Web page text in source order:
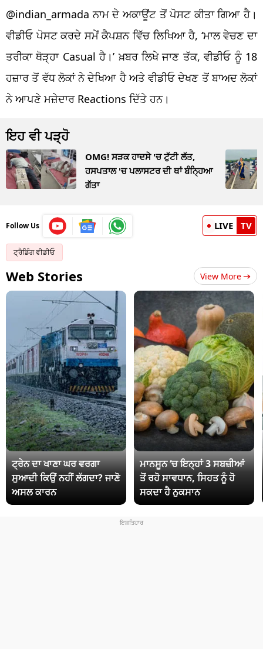
@indian_armada ਨਾਮ ਦੇ ਅਕਾਊਂਟ ਤੋਂ ਪੋਸਟ ਕੀਤਾ ਗਿਆ ਹੈ।
ਵੀਡੀਓ ਪੋਸਟ ਕਰਦੇ ਸਮੇਂ ਕੈਪਸ਼ਨ ਵਿੱਚ ਲਿਖਿਆ ਹੈ, ‘ਮਾਲ ਵੇਚਣ ਦਾ
ਤਰੀਕਾ ਥੋੜ੍ਹਾ Casual ਹੈ।’ ਖ਼ਬਰ ਲਿਖੇ ਜਾਣ ਤੱਕ, ਵੀਡੀਓ ਨੂੰ 18
ਹਜ਼ਾਰ ਤੋਂ ਵੱਧ ਲੋਕਾਂ ਨੇ ਦੇਖਿਆ ਹੈ ਅਤੇ ਵੀਡੀਓ ਦੇਖਣ ਤੋਂ ਬਾਅਦ ਲੋਕਾਂ
ਨੇ ਆਪਣੇ ਮਜ਼ੇਦਾਰ Reactions ਦਿੱਤੇ ਹਨ।
ਇਹ ਵੀ ਪੜ੍ਹੋ
OMG! ਸੜਕ ਹਾਦਸੇ 'ਚ ਟੁੱਟੀ ਲੱਤ,
ਹਸਪਤਾਲ 'ਚ ਪਲਾਸਟਰ ਦੀ ਥਾਂ ਬੰਨ੍ਹਿਆ
ਗੱਤਾ
Follow Us LIVE TV
ਟ੍ਰੈਡਿੰਗ ਵੀਡੀਓ
Web Stories View More
ਟ੍ਰੇਨ ਦਾ ਖਾਣਾ ਘਰ ਵਰਗਾ
ਸੁਆਦੀ ਕਿਉਂ ਨਹੀਂ ਲੱਗਦਾ? ਜਾਣੋ
ਅਸਲ ਕਾਰਨ
ਮਾਨਸੂਨ ‘ਚ ਇਨ੍ਹਾਂ 3 ਸਬਜ਼ੀਆਂ
ਤੋਂ ਰਹੋ ਸਾਵਧਾਨ, ਸਿਹਤ ਨੂੰ ਹੋ
ਸਕਦਾ ਹੈ ਨੁਕਸਾਨ